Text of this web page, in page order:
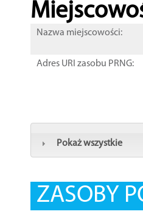
Nazwa miejscowości:
Adres URI zasobu PRNG:
Pokaż wszystkie
ZASOBY